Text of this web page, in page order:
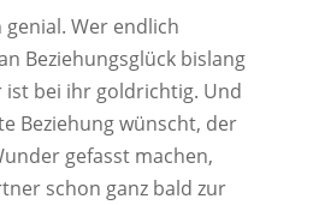
Wer endlich
Beziehungsglück bislang
bei ihr goldrichtig. Und
Beziehung wünscht, der
gefasst machen,
schon ganz bald zur